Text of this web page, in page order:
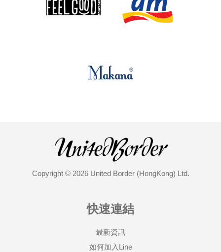
Copyright © 2026 United Border (HongKong) Ltd.
快速連結
最新資訊
如何加入Line